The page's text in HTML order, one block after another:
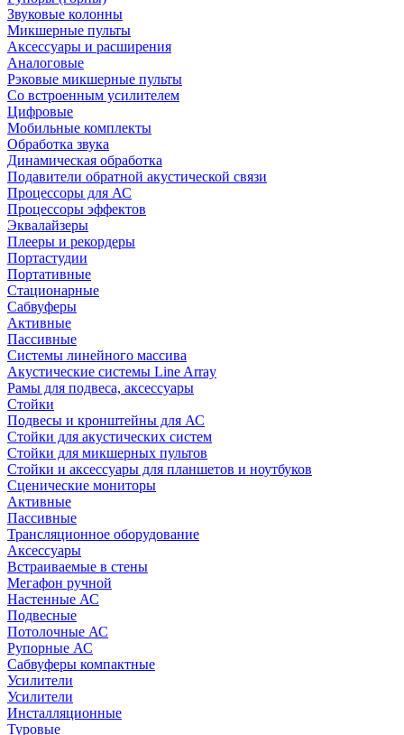
Звуковые колонны
Микшерные пульты
Аксессуары и расширения
Аналоговые
Рэковые микшерные пульты
Со встроенным усилителем
Цифровые
Мобильные комплекты
Обработка звука
Динамическая обработка
Подавители обратной акустической связи
Процессоры для АС
Процессоры эффектов
Эквалайзеры
Плееры и рекордеры
Портастудии
Портативные
Стационарные
Сабвуферы
Активные
Пассивные
Системы линейного массива
Акустические системы Line Array
Рамы для подвеса, аксессуары
Стойки
Подвесы и кронштейны для АС
Стойки для акустических систем
Стойки для микшерных пультов
Стойки и аксессуары для планшетов и ноутбуков
Сценические мониторы
Активные
Пассивные
Трансляционное оборудование
Аксессуары
Встраиваемые в стены
Мегафон ручной
Настенные АС
Подвесные
Потолочные АС
Рупорные АС
Сабвуферы компактные
Усилители
Усилители
Инсталляционные
Туровые